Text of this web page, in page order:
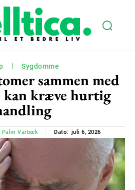
Sygdomme
sammen med
kan kræve hurtig
Palm Varbæk Dato: juli 6, 2026